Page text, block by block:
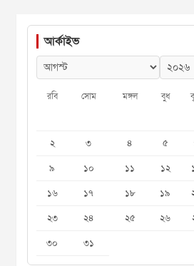
আর্কাইভ
রবি সোম মঙ্গল বুধ
২
৩ ৪ ৫
৯
১০ ১১ ১২
১৬
১৭ ১৮ ১৯
২৩
২৪ ২৫ ২৬
৩০
৩১